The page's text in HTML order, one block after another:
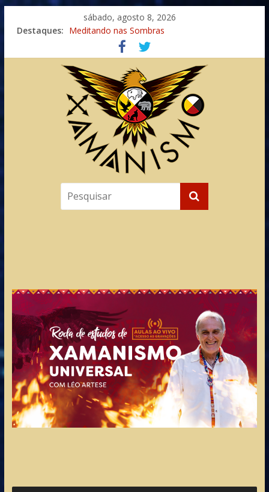
sábado, agosto 8, 2026
Destaques: Meditando nas Sombras
Autosuficiência: A Jornada do Espírito Ancestral
Xamanismo Universal
Totens – Caminho Espiritual – Crescimento
Imaginação na Cura